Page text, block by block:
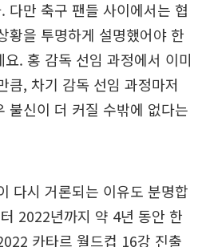
다만 축구 팬들 사이에서는 협
황을 투명하게 설명했어야 한
. 홍 감독 선임 과정에서 이미
큼, 차기 감독 선임 과정마저
불신이 더 커질 수밖에 없다는
다시 거론되는 이유도 분명합
2022년까지 약 4년 동안 한
카타르 월드컵 16강 진출